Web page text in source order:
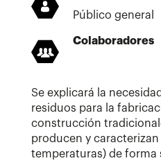
Público general
Colaboradores
Se explicará la
residuos para la
construcción
producen y caracterizan
temperaturas) de forma